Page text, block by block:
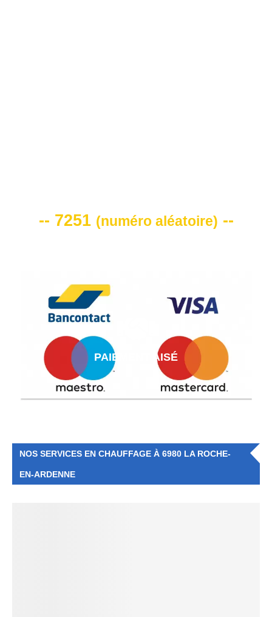
-- 7251 (numéro aléatoire) --
PAIEMENT AISÉ
NOS SERVICES EN CHAUFFAGE À 6980 LA ROCHE-
EN-ARDENNE